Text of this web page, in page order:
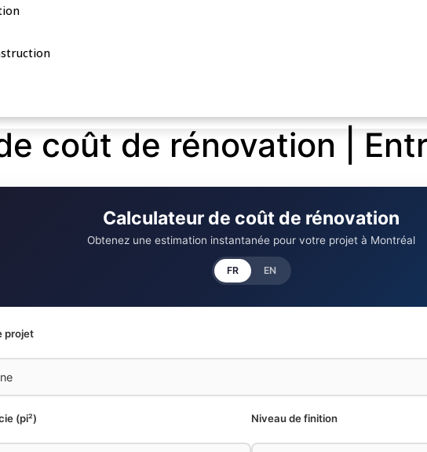
coût de rénovation |
Calculateur de coût de rénovation
Obtenez une estimation instantanée pour votre projet à Montréal
FR EN
projet
(pi²) Niveau de finition